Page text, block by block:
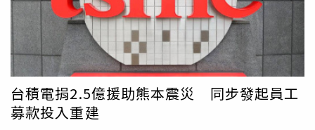
店受到台韓女孩愛用的韓國時尚美妝品牌BANILA CO，齊聚
品牌人氣明星商品，ZERO零感肌卸妝霜、夏日水潤防曬系
列以及榮獲韓國美妝大賞底妝與修容彩妝。7月31日起至8
月31日，於台隆手創館獨家打造快閃店中店，週末指定時段
更推出打卡禮與滿額驚喜抽獎，有機會將品牌好禮免費帶回
家。（圖／品牌提供）快閃專區特別規劃品牌代言人主題視
覺區，集結 JEONGHAN 與 BABYMONSTER 的形象佈置，
收到退回商品，察覺異狀後向警方報案，警方隨後調閱訂單
資料、進貨紀錄及門市監視器畫面，進一步查出蔡男涉嫌利
用職務侵占包裹內財物。法院審理認為，蔡男在短短12天內
侵占12件包裹，共取得33件金飾，犯案後並將黃金全數變
賣牟利，顯示其利用管理包裹的職務便利侵占他人財物，不
僅侵害他人財產權，也造成門市及賣家損失。法官審酌，蔡
男於偵查及審理期間均坦承犯行，但因被害店家沒有調解意
台積電捐2.5億援助熊本震災 同步發起員工
募款投入重建